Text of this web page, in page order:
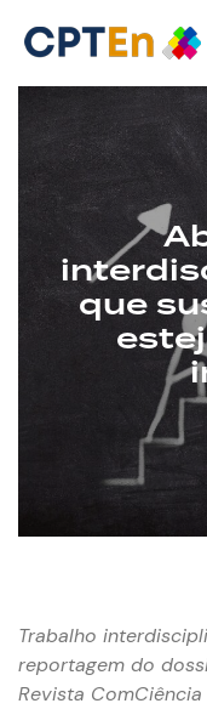
que
Trabalho
reportagem do
Revista ComCiência